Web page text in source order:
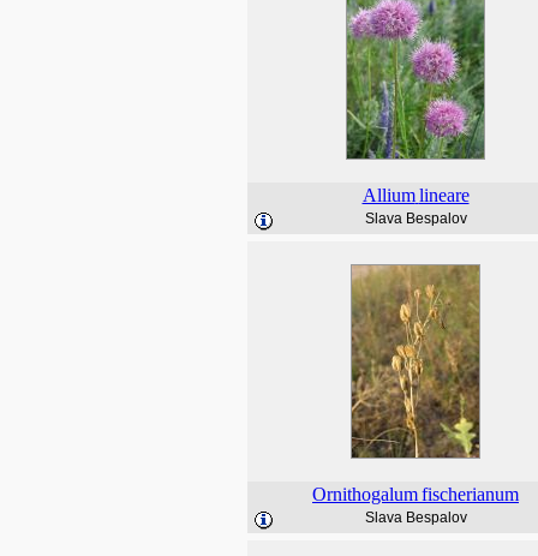
Allium lineare
Slava Bespalov
Ornithogalumfischerianum
Slava Bespalov